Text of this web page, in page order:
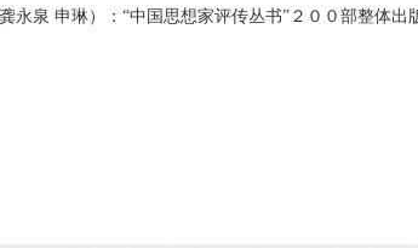
泉 申琳）：“中国思想家评传丛书”２００部整体出